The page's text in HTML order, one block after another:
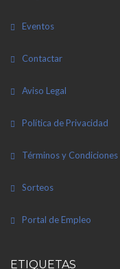
Eventos
Contactar
Aviso Legal
Política de Privacidad
Términos y Condiciones
Sorteos
Portal de Empleo
ETIQUETAS